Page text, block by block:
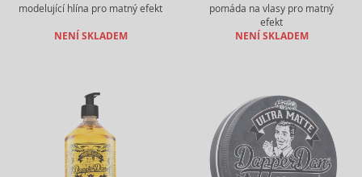
modelující hlína pro matný efekt
NENÍ SKLADEM
pomáda na vlasy pro matný
efekt
NENÍ SKLADEM